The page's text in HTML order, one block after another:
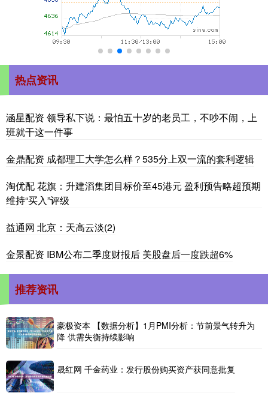
热点资讯
涵星配资 领导私下说：最怕五十岁的老员工，不吵不闹，上
班就干这一件事
金鼎配资 成都理工大学怎么样？535分上双一流的套利逻辑
淘优配 花旗：升建滔集团目标价至45港元 盈利预告略超预期
维持“买入”评级
益通网 北京：天高云淡(2)
金景配资 IBM公布二季度财报后 美股盘后一度跌超6%
推荐资讯
豪极资本 【数据分析】1月PMI分析：节前景气转升为
降 供需失衡持续影响
晟红网 千金药业：发行股份购买资产获同意批复